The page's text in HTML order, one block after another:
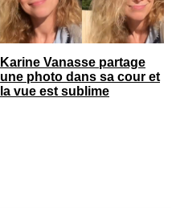
Karine Vanasse partage
une photo dans sa cour et
la vue est sublime